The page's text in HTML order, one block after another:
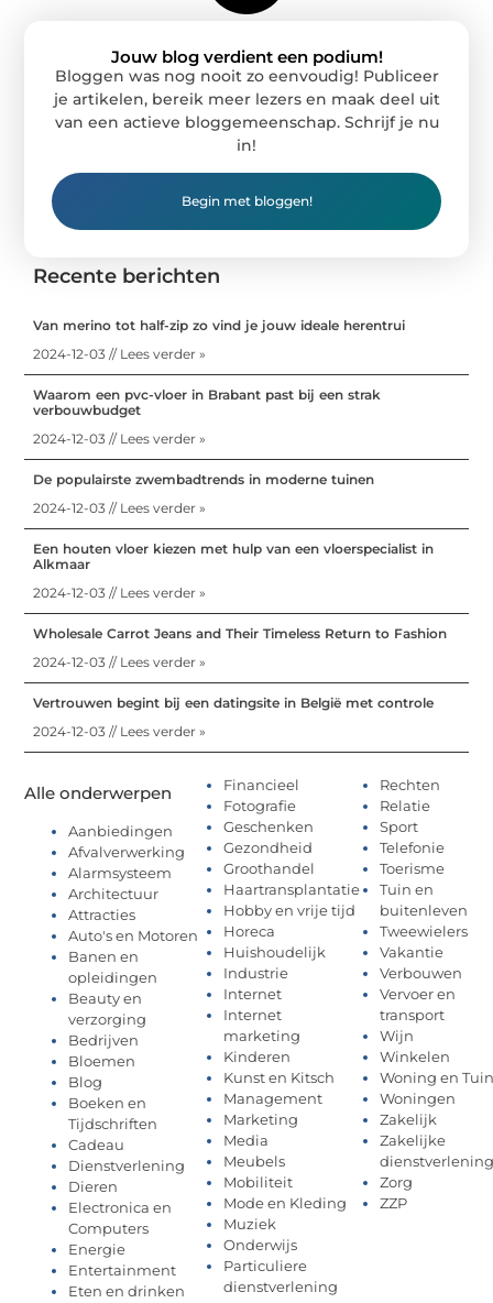
Alle onderwerpen
Aanbiedingen
Afvalverwerking
Alarmsysteem
Architectuur
Attracties
Auto's en Motoren
Banen en
opleidingen
Beauty en
verzorging
Bedrijven
Bloemen
Blog
Boeken en
Tijdschriften
Cadeau
Dienstverlening
Dieren
Electronica en
Computers
Energie
Entertainment
Eten en drinken
Financieel
Fotografie
Geschenken
Gezondheid
Groothandel
Haartransplantatie
Hobby en vrije tijd
Horeca
Huishoudelijk
Industrie
Internet
Internet
marketing
Kinderen
Kunst en Kitsch
Management
Marketing
Media
Meubels
Mobiliteit
Mode en Kleding
Muziek
Onderwijs
Particuliere
dienstverlening
Rechten
Relatie
Sport
Telefonie
Toerisme
Tuin en
buitenleven
Tweewielers
Vakantie
Verbouwen
Vervoer en
transport
Wijn
Winkelen
Woning en Tuin
Woningen
Zakelijk
Zakelijke
dienstverlening
Zorg
ZZP
Recente berichten
Van merino tot half-zip zo vind je jouw ideale herentrui
2024-12-03 // Lees verder »
Waarom een pvc-vloer in Brabant past bij een strak
verbouwbudget
2024-12-03 // Lees verder »
De populairste zwembadtrends in moderne tuinen
2024-12-03 // Lees verder »
Een houten vloer kiezen met hulp van een vloerspecialist in
Alkmaar
2024-12-03 // Lees verder »
Wholesale Carrot Jeans and Their Timeless Return to Fashion
2024-12-03 // Lees verder »
Vertrouwen begint bij een datingsite in België met controle
2024-12-03 // Lees verder »
Jouw blog verdient een podium!
Bloggen was nog nooit zo eenvoudig! Publiceer
je artikelen, bereik meer lezers en maak deel uit
van een actieve bloggemeenschap. Schrijf je nu
in!
Begin met bloggen!